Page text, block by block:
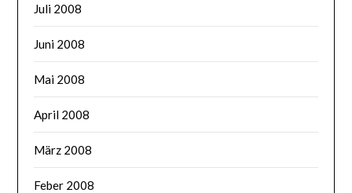
Juli 2008
Juni 2008
Mai 2008
April 2008
März 2008
Feber 2008